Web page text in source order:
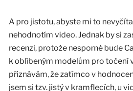
A pro jistotu, abyste mi to
nehodnotím video. Jednak by si
recenzi, protože nesporně bude
k oblíbeným modelům pro točení
přiznávám, že zatímco v
jsem si tzv. jistý v kramflecích, u